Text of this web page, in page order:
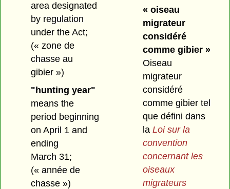
area designated
by regulation
under the Act;
(« zone de
chasse au
gibier »)
"hunting year"
means the
period beginning
on April 1 and
ending
March 31;
(« année de
chasse »)
« oiseau
migrateur
considéré
comme gibier »
Oiseau
migrateur
considéré
comme gibier tel
que défini dans
la Loi sur la
convention
concernant les
oiseaux
migrateurs